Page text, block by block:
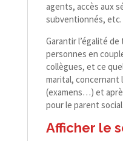
agents, accès aux
subventionnés, etc.
Garantir l’égalité
personnes en
collègues, et ce
marital, concernant
(examens…) et
pour le parent
Afficher le